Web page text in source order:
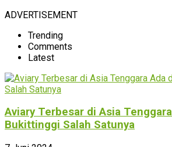
ADVERTISEMENT
Trending
Comments
Latest
Aviary Terbesar di Asia
Bukittinggi Salah Satunya